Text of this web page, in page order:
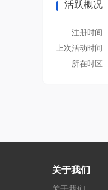
活跃概况
注册时间
上次活动时间
所在时区
关于我们